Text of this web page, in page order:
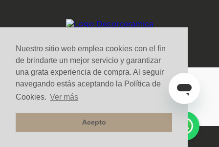
Nuestro sitio web emplea cookies con el fin
de brindarte un mejor servicio y garantizar
una grata experiencia de compra. Al seguir
navegando estás aceptando la Política de
Cookies. Ver más
Acepto
Medios de pago y sitio seguro
Todos los derechos reservados. Copyright © Decorceramica 2025